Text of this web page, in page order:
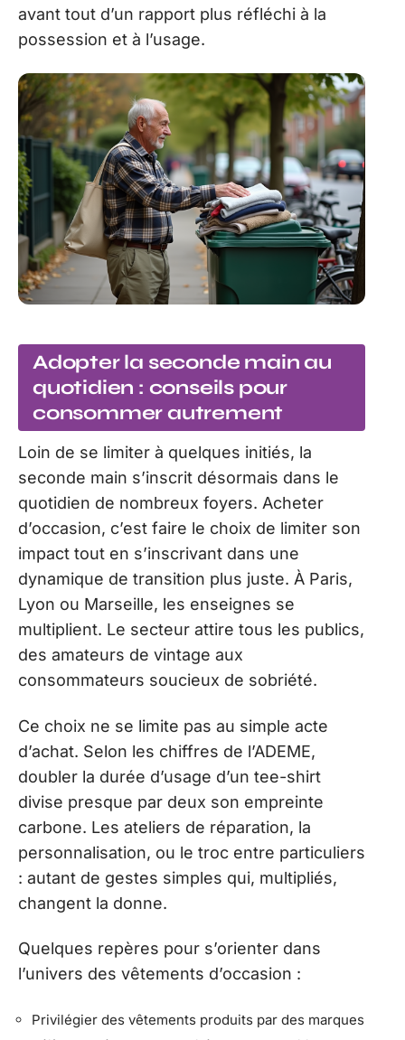
avant tout d’un rapport plus réfléchi à la
possession et à l’usage.
Adopter la seconde main au
quotidien : conseils pour
consommer autrement
Loin de se limiter à quelques initiés, la
seconde main s’inscrit désormais dans le
quotidien de nombreux foyers. Acheter
d’occasion, c’est faire le choix de limiter son
impact tout en s’inscrivant dans une
dynamique de transition plus juste. À Paris,
Lyon ou Marseille, les enseignes se
multiplient. Le secteur attire tous les publics,
des amateurs de vintage aux
consommateurs soucieux de sobriété.
Ce choix ne se limite pas au simple acte
d’achat. Selon les chiffres de l’ADEME,
doubler la durée d’usage d’un tee-shirt
divise presque par deux son empreinte
carbone. Les ateliers de réparation, la
personnalisation, ou le troc entre particuliers
: autant de gestes simples qui, multipliés,
changent la donne.
Quelques repères pour s’orienter dans
l’univers des vêtements d’occasion :
Privilégier des vêtements produits par des marques